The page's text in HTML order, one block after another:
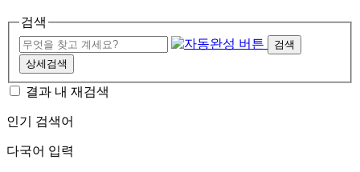
검색
검색
상세검색
결과 내 재검색
인기 검색어
다국어 입력